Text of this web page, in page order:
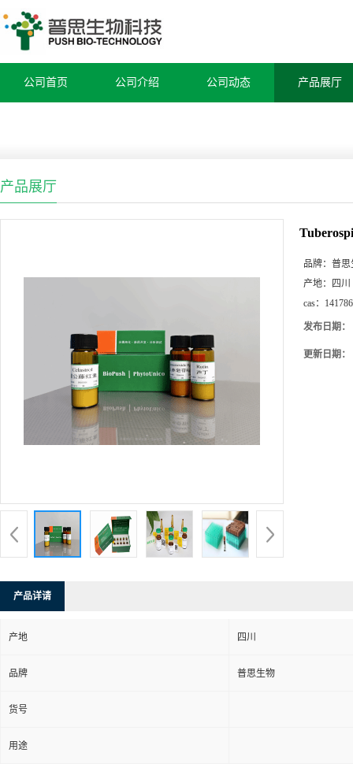
公司首页 公司介绍 公司动态 产品展厅
产品展厅
品牌： 普思
产地：
四川
cas：
发布日期：
更新日期：
产品详请
产地 四川
品牌 普思生物
货号
用途